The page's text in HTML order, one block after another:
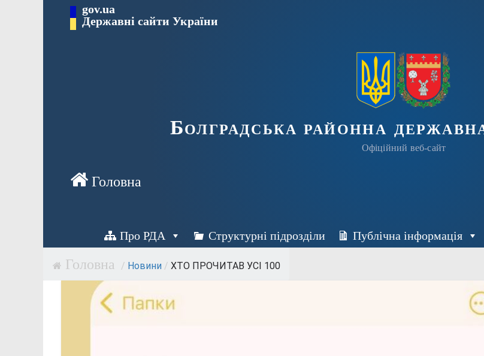
Перейти gov.ua
Державні сайти України
Болградська районна
Офіційний веб-сайт
Про РДА Структурні підрозділи Публічна інформація
/ Новини / ХТО ПРОЧИТАВ УСІ 100